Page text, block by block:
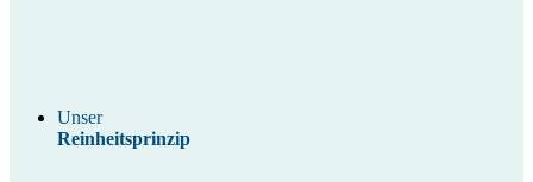
Unser
Reinheitsprinzip